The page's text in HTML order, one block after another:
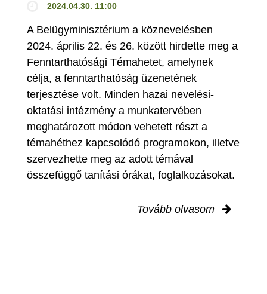
2024.04.30. 11:00
A Belügyminisztérium a köznevelésben
2024. április 22. és 26. között hirdette meg a
Fenntarthatósági Témahetet, amelynek
célja, a fenntarthatóság üzenetének
terjesztése volt. Minden hazai nevelési-
oktatási intézmény a munkatervében
meghatározott módon vehetett részt a
témahéthez kapcsolódó programokon, illetve
szervezhette meg az adott témával
összefüggő tanítási órákat, foglalkozásokat.
Tovább olvasom